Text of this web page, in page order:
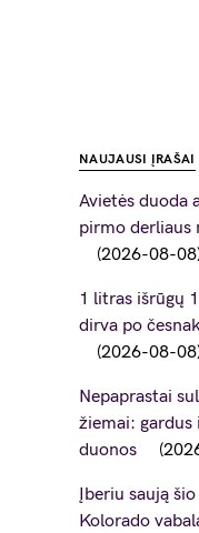
NAUJAUSI ĮRAŠAI
Avietės duoda
pirmo derliaus
2026-08-08
1 litras išrūgų
dirva po
2026-08-08
Nepaprastai
žiemai: gardus
duonos
Įberiu saują
Kolorado